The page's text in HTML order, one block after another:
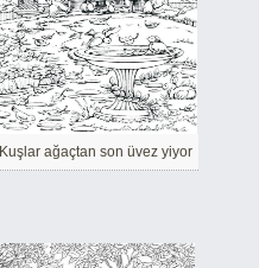
Kuşlar ağaçtan son üvez yiyor